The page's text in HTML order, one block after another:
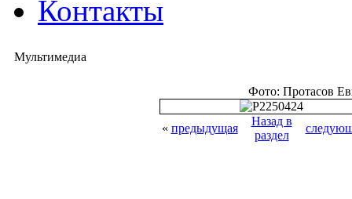
Контакты
Мультимедиа
Фото: Протасов
« предыдущая
Назад в
раздел